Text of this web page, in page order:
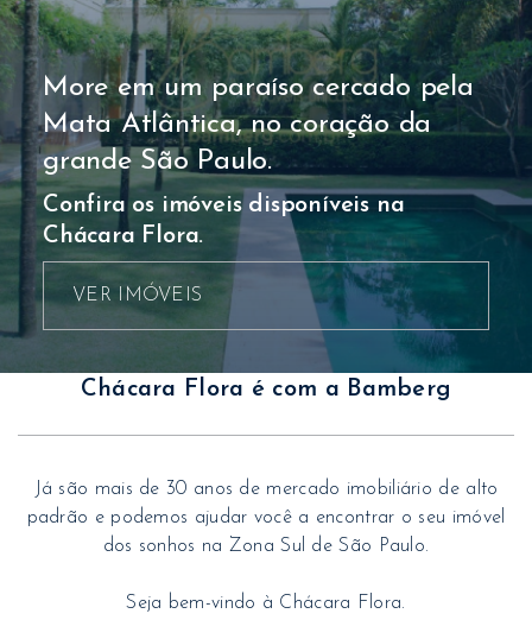
Chácara Flora é com a Bamberg
Já são mais de 30 anos de mercado imobiliário de alto
padrão e podemos ajudar você a encontrar o seu imóvel
dos sonhos na Zona Sul de São Paulo.
Seja bem-vindo à Chácara Flora.
More em um paraíso cercado pela
Mata Atlântica, no coração da
grande São Paulo.
Confira os imóveis disponíveis na
Chácara Flora.
VER IMÓVEIS